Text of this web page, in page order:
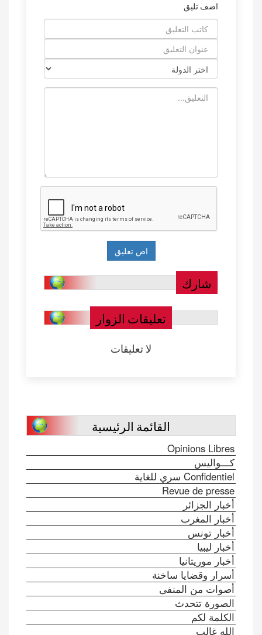
اضف تليق
شارك
تعليقات الزوار
لا تعليقات
القائمة الرئيسية
Opinions Libres
كـــواليس
Confidentiel سري للغاية
Revue de presse
أخبار الجزائر
أخبار المغرب
أخبار تونس
أخبار ليبيا
أخبار موريتانيا
أسرار وقضايا ساخنة
أصوات من المنفى
الصورة تتحدث
الكلمة لكم
الله غالب